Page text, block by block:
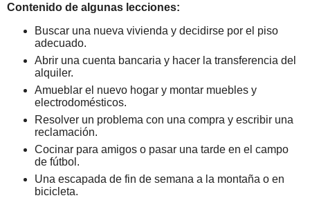
Contenido de algunas lecciones:
Buscar una nueva vivienda y decidirse por el piso
adecuado.
Abrir una cuenta bancaria y hacer la transferencia del
alquiler.
Amueblar el nuevo hogar y montar muebles y
electrodomésticos.
Resolver un problema con una compra y escribir una
reclamación.
Cocinar para amigos o pasar una tarde en el campo
de fútbol.
Una escapada de fin de semana a la montaña o en
bicicleta.